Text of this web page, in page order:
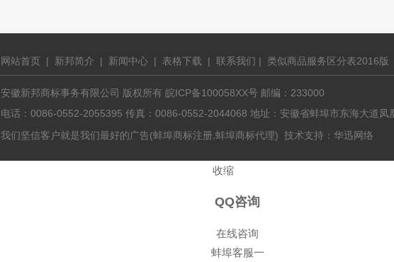
网站首页 | 新邦简介 | 新闻中心 | 表格下载 | 联系我们 | 类似商品服务区分表2016版
安徽新邦商标事务有限公司 版权所有 皖ICP备100058XX号 邮编：233000
电话：0086-0552-2055395 传真：0086-0552-2044068 地址：安徽省蚌埠市东海大道凤
我们坚信客户就是我们最好的广告(蚌埠商标注册,蚌埠商标代理) 技术支持： 华迅网络
收缩
QQ咨询
在线咨询
蚌埠客服一